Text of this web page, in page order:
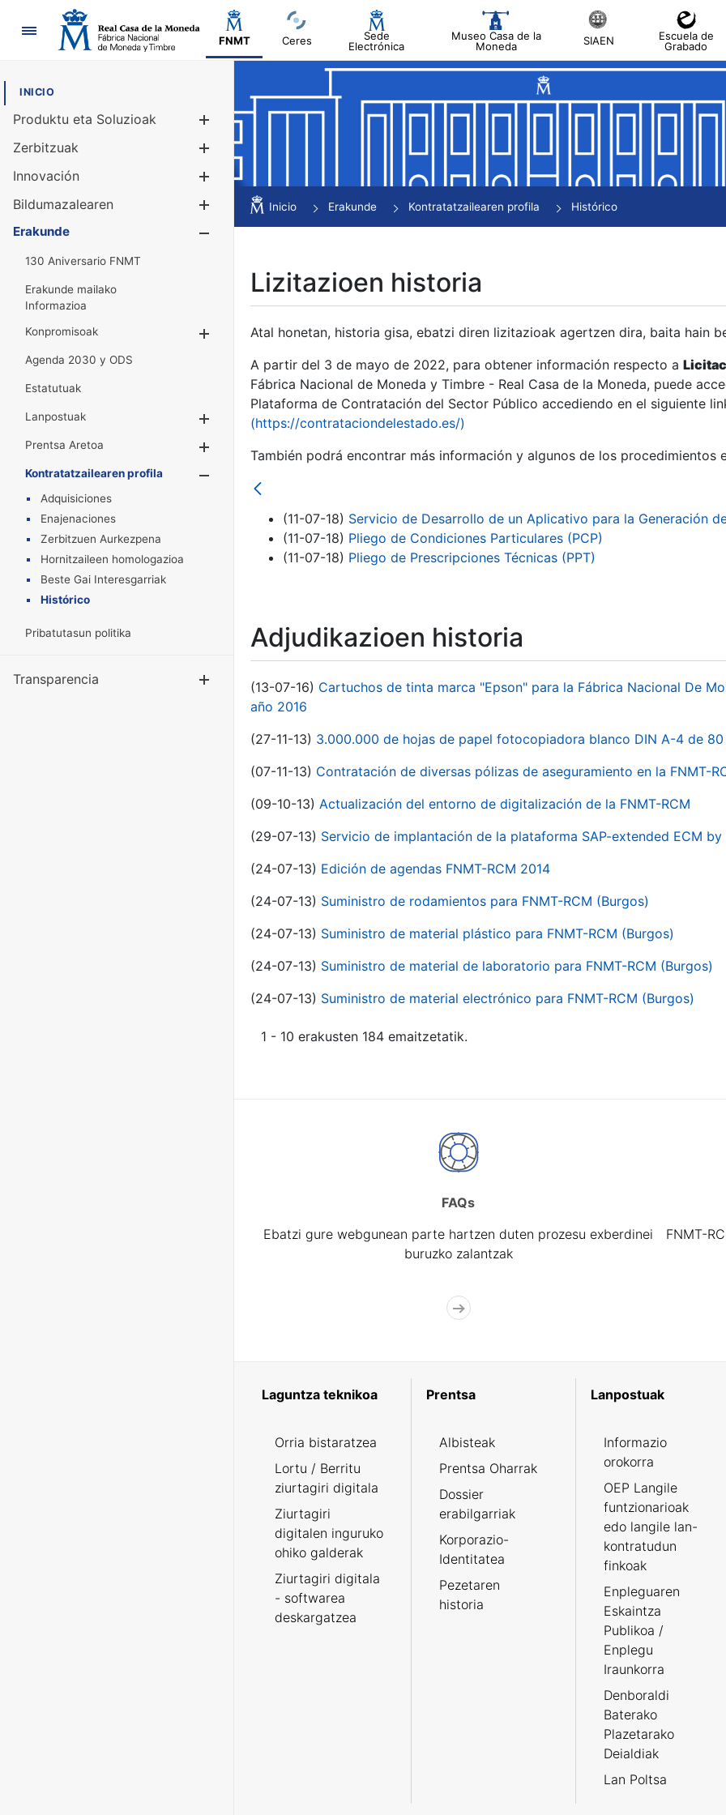
Nabigazioa
FNMT Ceres
Sede
Electrónica
Museo Casa de la
Moneda
SIAEN
Escuela de
Grabado
INICIO
Produktu eta Soluzioak
Erakutsi/Ezkutatu
Zerbitzuak
Innovación
Bildumazalearen
Erakutsi/Ezkutatu
Erakunde
130 Aniversario FNMT
Erakunde mailako
Informazioa
Konpromisoak
Erakutsi/Ezkutatu
Agenda 2030 y ODS
Estatutuak
Lanpostuak
Erakutsi/Ezkutatu
Prentsa Aretoa
Erakutsi/Ezkutatu
Kontratatzailearen profila
Adquisiciones
Enajenaciones
Zerbitzuen Aurkezpena
Hornitzaileen homologazioa
Beste Gai Interesgarriak
Histórico
Pribatutasun politika
Transparencia Erakutsi/Ezkutatu
Inicio Erakunde Kontratatzailearen profila Histórico
Lizitazioen historia
Atal honetan, historia gisa, ebatzi diren lizitazioak agertzen dira, baita hain
A partir del 3 de mayo de 2022, para obtener información respecto a
Fábrica Nacional de Moneda y Timbre - Real Casa de la Moneda, puede
Plataforma de Contratación del Sector Público accediendo en el siguiente
(https://contrataciondelestado.es/)
También podrá encontrar más información y algunos de los procedimientos
(11-07-18) Servicio de Desarrollo de un Aplicativo para la Generación
(11-07-18) Pliego de Condiciones Particulares (PCP)
(11-07-18) Pliego de Prescripciones Técnicas (PPT)
Adjudikazioen historia
(13-07-16) Cartuchos de tinta marca "Epson" para la Fábrica Nacional De
año 2016
(27-11-13) 3.000.000 de hojas de papel fotocopiadora blanco DIN A-4 de 80
(07-11-13) Contratación de diversas pólizas de aseguramiento en la FNMT-
(09-10-13) Actualización del entorno de digitalización de la FNMT-RCM
(29-07-13) Servicio de implantación de la plataforma SAP-extended ECM by
(24-07-13) Edición de agendas FNMT-RCM 2014
(24-07-13) Suministro de rodamientos para FNMT-RCM (Burgos)
(24-07-13) Suministro de material plástico para FNMT-RCM (Burgos)
(24-07-13) Suministro de material de laboratorio para FNMT-RCM (Burgos)
(24-07-13) Suministro de material electrónico para FNMT-RCM (Burgos)
1 - 10 erakusten 184 emaitzetatik.
FAQs
Ebatzi gure webgunean parte hartzen duten prozesu exberdinei
buruzko zalantzak
FNMT-
Laguntza teknikoa
Orria bistaratzea
Lortu / Berritu
ziurtagiri digitala
Ziurtagiri
digitalen inguruko
ohiko galderak
Ziurtagiri digitala
- softwarea
deskargatzea
Prentsa
Albisteak
Prentsa Oharrak
Dossier
erabilgarriak
Korporazio-
Identitatea
Pezetaren
historia
Lanpostuak
Informazio
orokorra
OEP Langile
funtzionarioak
edo langile lan-
kontratudun
finkoak
Enpleguaren
Eskaintza
Publikoa /
Enplegu
Iraunkorra
Denboraldi
Baterako
Plazetarako
Deialdiak
Lan Poltsa